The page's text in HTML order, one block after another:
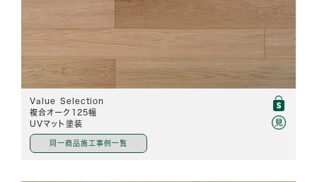
Value Selection
複合オーク125幅
UVマット塗装
同一商品施工事例一覧